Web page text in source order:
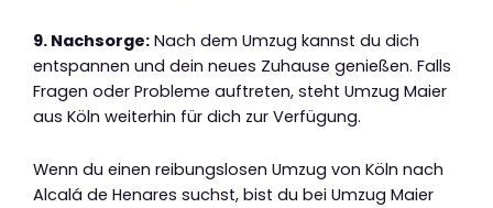
9. Nachsorge: Nach dem Umzug kannst du dich
entspannen und dein neues Zuhause genießen. Falls
Fragen oder Probleme auftreten, steht Umzug Maier
aus Köln weiterhin für dich zur Verfügung.
Wenn du einen reibungslosen Umzug von Köln nach
Alcalá de Henares suchst, bist du bei Umzug Maier